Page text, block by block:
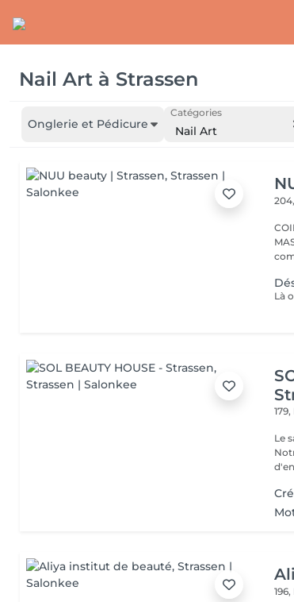
Nail Art à Strassen
Onglerie et Pédicure
Catégories
Nail Art
Le